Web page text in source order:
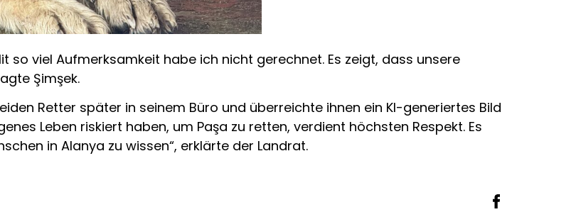
so viel Aufmerksamkeit habe ich nicht gerechnet. Es zeigt, dass unsere
Şimşek.
Retter später in seinem Büro und überreichte ihnen ein KI-generiertes Bild
Leben riskiert haben, um Paşa zu retten, verdient höchsten Respekt. Es
in Alanya zu wissen“, erklärte der Landrat.